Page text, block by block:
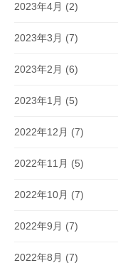
2023年4月 (2)
2023年3月 (7)
2023年2月 (6)
2023年1月 (5)
2022年12月 (7)
2022年11月 (5)
2022年10月 (7)
2022年9月 (7)
2022年8月 (7)